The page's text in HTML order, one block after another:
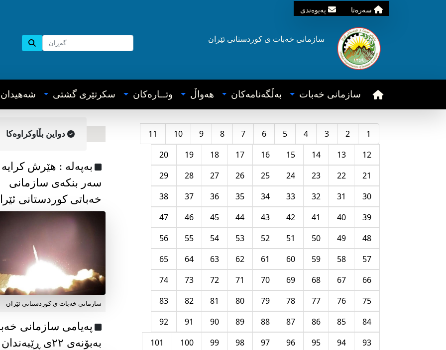
سه‌ره‌تا په‌یوه‌ندی
سازمانی خه‌بات ی کوردستانی ئێران
سازمانی خه‌بات به‌ڵگه‌نامه‌کان هه‌واڵ وتــاره‌کان سکرتێری گشتی شه‌هیدان
1
2
3
4
5
6
7
8
9
10
11
12
13
14
15
16
17
18
19
20
21
22
23
24
25
26
27
28
29
30
31
32
33
34
35
36
37
38
39
40
41
42
43
44
45
46
47
48
49
50
51
52
53
54
55
56
57
58
59
60
61
62
63
64
65
66
67
68
69
70
71
72
73
74
75
76
77
78
79
80
81
82
83
84
85
86
87
88
89
90
91
92
93
94
95
96
97
98
99
100
101
دواین بڵاوکراوه‌کا
به‌په‌له‌ : هێرش کرایە
سەر بنکەی سازمانی
خەباتی کوردستانی
سازمانی خەبات ی کوردستانی ئێران
پەیامی سازمانی
بەبۆنەی ۲۲ی ڕێبەندان